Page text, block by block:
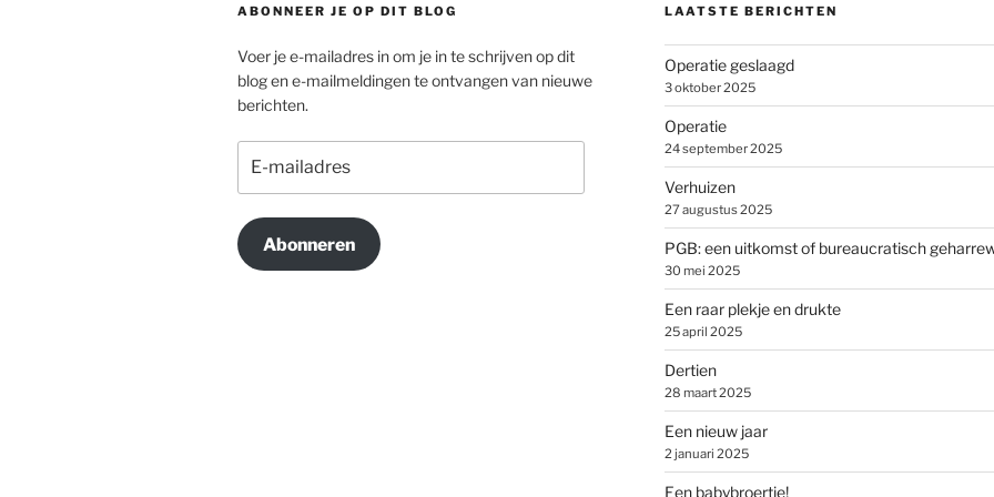
ABONNEER JE OP DIT BLOG
Voer je e-mailadres in om je in te schrijven op dit
blog en e-mailmeldingen te ontvangen van nieuwe
berichten.
mailadres
Abonneren
LAATSTE BERICHTEN
Operatie geslaagd
3 oktober 2025
Operatie
24 september 2025
Verhuizen
27 augustus 2025
PGB: een uitkomst of bureaucratisch
30 mei 2025
Een raar plekje en drukte
25 april 2025
Dertien
28 maart 2025
Een nieuw jaar
2 januari 2025
Een babybroertje!